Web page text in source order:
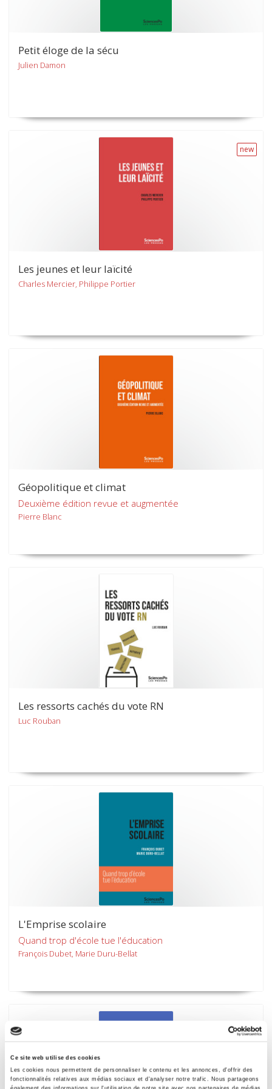
Ce site web utilise des cookies
Les cookies nous permettent de personnaliser le contenu et les annonces, d'offrir des
fonctionnalités relatives aux médias sociaux et d'analyser notre trafic. Nous partageons
Petit éloge de la sécu
Julien Damon
new
Les jeunes et leur laïcité
Charles Mercier, Philippe Portier
Géopolitique et climat
Deuxième édition revue et augmentée
Pierre Blanc
Les ressorts cachés du vote RN
Luc Rouban
L'Emprise scolaire
Quand trop d'école tue l'éducation
François Dubet, Marie Duru-Bellat